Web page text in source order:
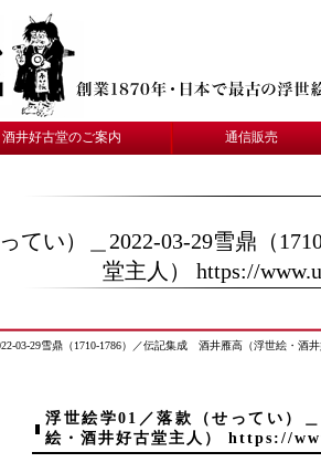
酒井好古堂のご案内 通信販売
てい）＿2022-03-29雪鼎（
堂主人） https://
03-29雪鼎（1710-1786）／伝記集成 酒井雁高（浮世絵・酒
浮世絵学01／落款（せってい）
絵・酒井好古堂主人） https://